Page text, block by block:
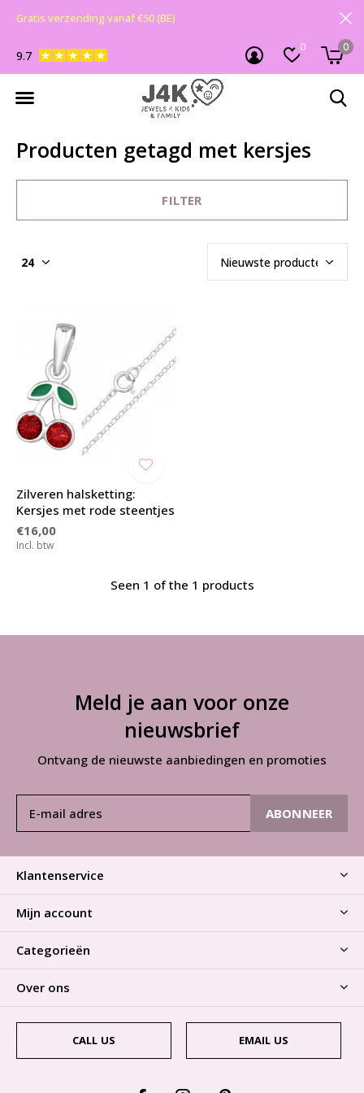
0 0
9.7
Gratis verzending vanaf €50 (BE)
Producten getagd met kersjes
FILTER
Zilveren halsketting:
Kersjes met rode steentjes
€16,00
Incl. btw
Seen 1 of the 1 products
Meld je aan voor onze
nieuwsbrief
Ontvang de nieuwste aanbiedingen en promoties
ABONNEER
Klantenservice
Mijn account
Categorieën
Over ons
CALL US EMAIL US